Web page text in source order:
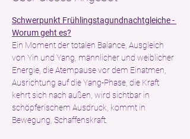
Schwerpunkt Frühlingstagundnachtgleiche -
Worum geht es?
Ein Moment der totalen Balance, Ausgleich
von Yin und Yang, männlicher und weiblicher
Energie, die Atempause vor dem Einatmen,
Ausrichtung auf die Yang-Phase, die Kraft
kehrt sich nach außen, wird sichtbar in
schöpferischem Ausdruck, kommt in
Bewegung, Schaffenskraft.